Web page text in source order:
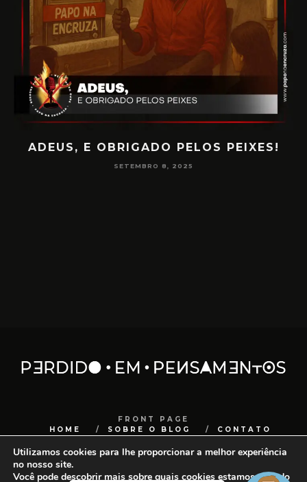
PAPO NA ENCRUZA 180 – CONSCIÊNCIA
FRONT PAGE
HOME
SOBRE O BLOG CONTATO
COPYRIGHTSANCHOCOM
Utilizamos cookies para lhe proporcionar a melhor experiência
no nosso site.
Você pode descobrir mais sobre quais cookies estamos usando